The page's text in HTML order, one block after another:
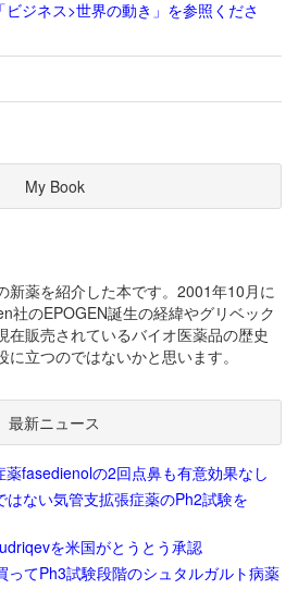
ジネス>世界の動き」を参照くださ
My Book
新薬を紹介した本です。2001年10月に
社のEPOGEN誕生の経緯やグリベック
在販売されているバイオ医薬品の歴史
立つのではないかと思います。
最新ニュース
fasedienolの2回点鼻も有意効果なし
ない気管支拡張症薬のPh2試験を
を米国がとうとう承認
ってPh3試験段階のシュタルガルト病薬